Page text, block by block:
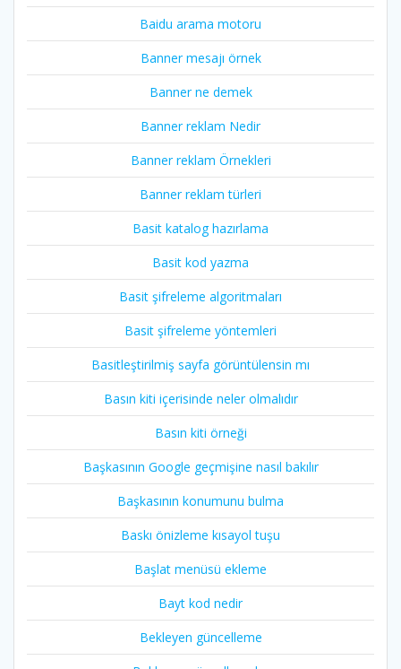
Baidu arama motoru
Banner mesajı örnek
Banner ne demek
Banner reklam Nedir
Banner reklam Örnekleri
Banner reklam türleri
Basit katalog hazırlama
Basit kod yazma
Basit şifreleme algoritmaları
Basit şifreleme yöntemleri
Basitleştirilmiş sayfa görüntülensin mı
Basın kiti içerisinde neler olmalıdır
Basın kiti örneği
Başkasının Google geçmişine nasıl bakılır
Başkasının konumunu bulma
Baskı önizleme kısayol tuşu
Başlat menüsü ekleme
Bayt kod nedir
Bekleyen güncelleme